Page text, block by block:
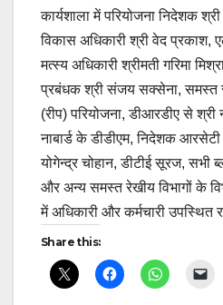
कार्यशाला में परियोजना निदेशक
विकास अधिकारी श्री वेद प्रकाश,
मत्स्य अधिकारी श्रीमती गरिमा
प्रबंधक श्री संजय सक्सेना, समस्त
(रीप) परियोजना, डीआरडीए से
नाबार्ड के डीडीएम, निदेशक
योगेन्द्र चोहान, डीटीई सूरज, सभी
और अन्य समस्त रेखीय विभागों के
में अधिकारी और कर्मचारी उपस्थित
Share this: